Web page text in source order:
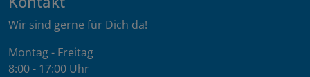
Wir sind gerne für Dich da!
Montag - Freitag
8:00 - 17:00 Uhr